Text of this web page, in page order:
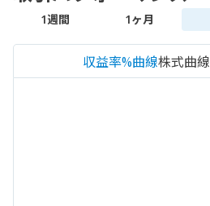
1週間 1ヶ月
収益率%曲線株式曲線